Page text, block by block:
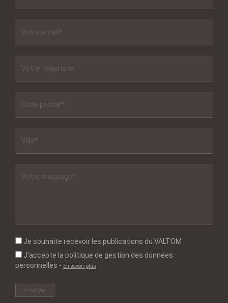
Je souhaite recevoir les publications du VALTOM
J'accepte la politique de gestion des données
personnelles - En savoir plus